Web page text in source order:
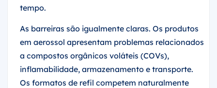
tempo.
As barreiras são igualmente claras. Os produtos
em aerossol apresentam problemas relacionados
a compostos orgânicos voláteis (COVs),
inflamabilidade, armazenamento e transporte.
Os formatos de refil competem naturalmente